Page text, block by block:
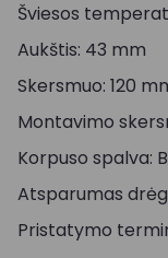
Šviesos
Aukštis: 43 mm
Skersmuo: 120
Montavimo
Korpuso spalva:
Atsparumas
Pristatymo